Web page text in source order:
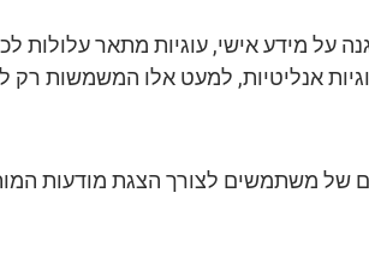
על מידע אישי, עוגיות מתאר עלולות
של משתמשים לצורך הצגת מודעות